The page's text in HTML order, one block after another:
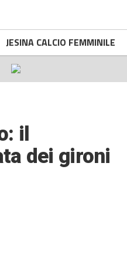
JESINA CALCIO FEMMINILE
il
dei gironi